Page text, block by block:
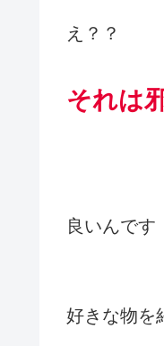
え？？
それは
良いんです
好きな物を